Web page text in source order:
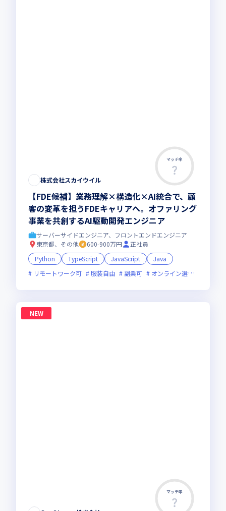
マッチ率
株式会社スカイウイル
【FDE候補】業務理解×構造化×AI統合で、顧
客の変革を担うFDEキャリアへ。オファリング
事業を共創するAI駆動開発エンジニア
サーバーサイドエンジニア、フロントエンドエンジニア
東京都、その他
600-900万円
正社員
Python
TypeScript JavaScript
Java
リモートワーク可
服装自由 副業可 オンライン選考可
NEW
マッチ率